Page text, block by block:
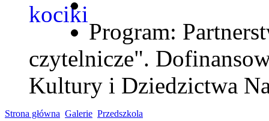
Program:
czytelnicze".
Kultury i Dziedzictwa
Strona główna Galerie Przedszkola